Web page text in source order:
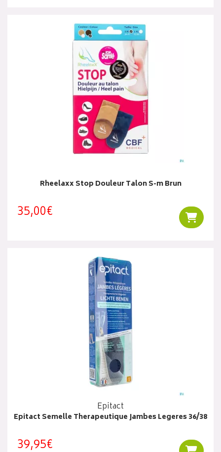
Rheelaxx Stop Douleur Talon S-m Brun
35,00€
Epitact
Epitact Semelle Therapeutique Jambes Legeres 36/38
39,95€